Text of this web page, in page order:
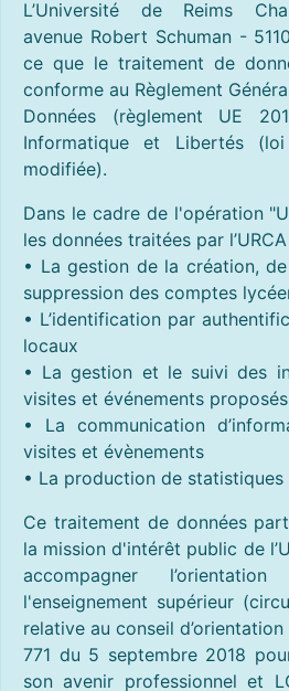
L’Université de Reims
avenue Robert Schuman -
ce que le traitement de
conforme au Règlement
Données (règlement UE
Informatique et Libertés
modifiée).
Dans le cadre de l'opération
les données traitées par
• La gestion de la création,
suppression des comptes
• L’identification par
locaux
• La gestion et le suivi des
visites et événements proposés
• La communication
visites et évènements
• La production de statistiques
Ce traitement de données
la mission d'intérêt public de
accompagner
l'enseignement supérieur
relative au conseil
771 du 5 septembre 2018
son avenir professionnel et